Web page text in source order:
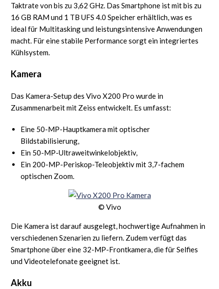
Taktrate von bis zu 3,62 GHz. Das Smartphone ist mit bis zu
16 GB RAM und 1 TB UFS 4.0 Speicher erhältlich, was es
ideal für Multitasking und leistungsintensive Anwendungen
macht. Für eine stabile Performance sorgt ein integriertes
Kühlsystem.
Kamera
Das Kamera-Setup des Vivo X200 Pro wurde in
Zusammenarbeit mit Zeiss entwickelt. Es umfasst:
Eine 50-MP-Hauptkamera mit optischer
Bildstabilisierung,
Ein 50-MP-Ultraweitwinkelobjektiv,
Ein 200-MP-Periskop-Teleobjektiv mit 3,7-fachem
optischen Zoom.
© Vivo
Die Kamera ist darauf ausgelegt, hochwertige Aufnahmen in
verschiedenen Szenarien zu liefern. Zudem verfügt das
Smartphone über eine 32-MP-Frontkamera, die für Selfies
und Videotelefonate geeignet ist.
Akku